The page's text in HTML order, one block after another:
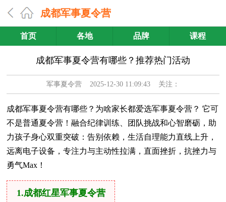
成都军事夏令营
首页 各地 品牌 课程
成都军事夏令营有哪些？推荐热门活动
军事夏令营2025-12-30 11:09:43 关注：
成都军事夏令营有哪些？为啥家长都爱选军事夏令营？ 它可
不是普通夏令营！融合纪律训练、团队挑战和心智磨砺，助
力孩子身心双重突破：告别依赖，生活自理能力直线上升，
远离电子设备，专注力与主动性拉满，直面挫折，抗挫力与
勇气Max！
1.成都红星军事夏令营